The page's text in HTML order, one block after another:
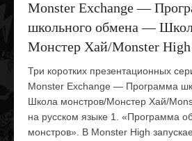
Monster Exchange —
школьного обмена —
Монстер Хай/Monster
Три коротких презентационных
Monster Exchange — Программа
Школа монстров/Монстер Хай/
на русском языке 1. «Программа
монстров». В Monster High